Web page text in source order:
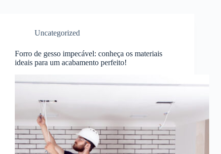
Uncategorized
Forro de gesso impecável: conheça os materiais
ideais para um acabamento perfeito!